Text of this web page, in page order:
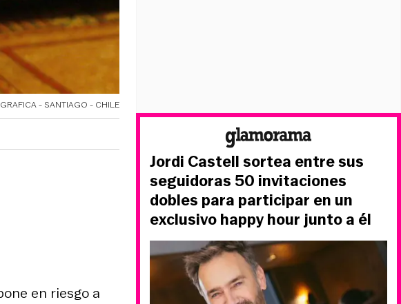
- SANTIAGO - CHILE
en riesgo a
Jordi Castell sortea entre sus
seguidoras 50 invitaciones
dobles para participar en un
exclusivo happy hour junto a él